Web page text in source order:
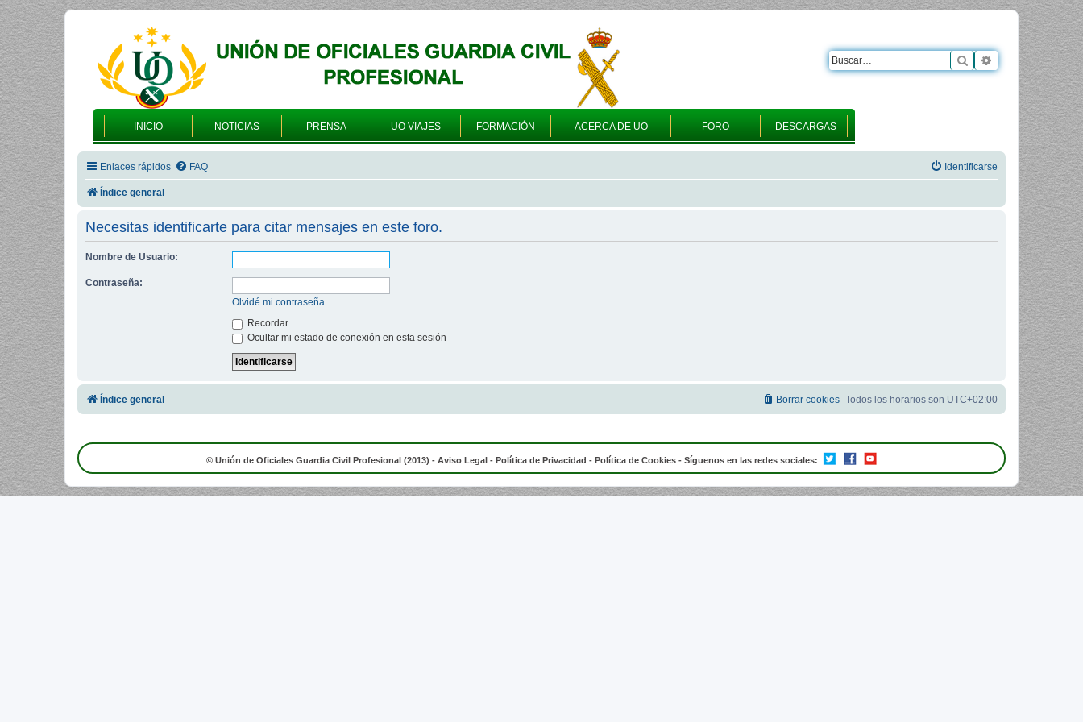
INICIO NOTICIAS PRENSA UO VIAJES FORMACIÓN ACERCA DE UO FORO DESCARGAS
Buscar Búsqueda
Enlaces rápidos FAQ Identificarse
Índice general
Necesitas identificarte para citar mensajes en este foro.
Nombre de Usuario:
Contraseña:
Olvidé mi contraseña
Recordar
Ocultar mi estado de conexión en esta sesión
Índice general Todos los horarios son UTC+02:00
Borrar cookies
© Unión de Oficiales Guardia Civil Profesional (2013) - Aviso Legal - Política de Privacidad - Política de Cookies - Síguenos en las redes sociales: